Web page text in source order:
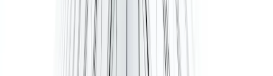
Kantoorruimte Den Haag Leidschenveen-Ypenburg
Kantoorruimte Den Haag Loosduinen
Kantoorruimte Den Haag Segbroek
Kantoorruimte Den Haag Zeeheldenkwartier
Kantoorruimte Haagse Hout
Kantoorruimte Overschie
Kantoorruimte Rotterdam Overschie